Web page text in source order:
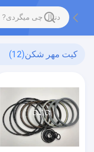
کیت مهر شکن(12)